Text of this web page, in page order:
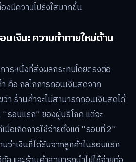
มีความโปร่งใสมากขึ้น
นเงิน: ความท้าทายใหม่ด้าน
ารหนึ่งที่ส่งผลกระทบโดยตรงต่อ
คือ กลไกการถอนเงินสดจาก
ว่า ร้านค้าจะไม่สามารถถอนเงินสดได้
“รอบแรก” ของผู้บริโภค แต่จะ
มื่อเกิดการใช้จ่ายตั้งแต่ “รอบที่ 2”
ว่าเงินที่ได้รับจากลูกค้าในรอบแรก